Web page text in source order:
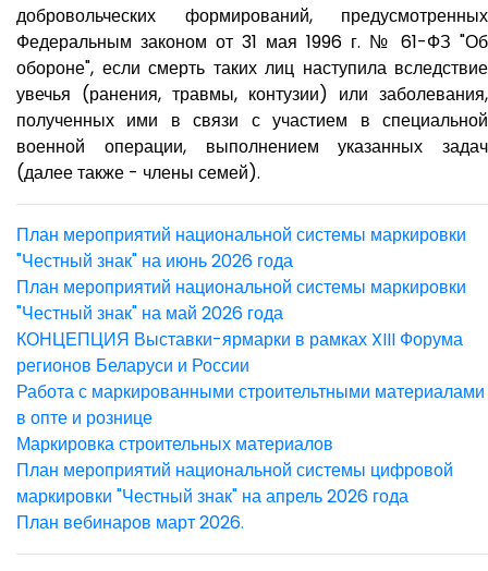
добровольческих формирований, предусмотренных
Федеральным законом от 31 мая 1996 г. № 61-ФЗ "Об
обороне", если смерть таких лиц наступила вследствие
увечья (ранения, травмы, контузии) или заболевания,
полученных ими в связи с участием в специальной
военной операции, выполнением указанных задач
(далее также - члены семей).​
План мероприятий национальной системы маркировки
"Честный знак" на июнь 2026 года
План мероприятий национальной системы маркировки
"Честный знак" на май 2026 года
КОНЦЕПЦИЯ Выставки-ярмарки в рамках XIII Форума
регионов Беларуси и России
Работа с маркированными строительтными материалами
в опте и рознице
Маркировка строительных материалов
План мероприятий национальной системы цифровой
маркировки "Честный знак" на апрель 2026 года
План вебинаров март 2026.